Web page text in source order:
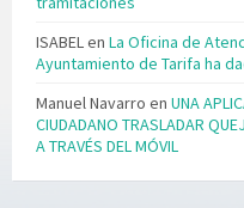
ISABELen La Oficina de
Ayuntamiento de Tarifa ha
Manuel Navarro en UNA
CIUDADANO TRASLADAR
A TRAVÉS DEL MÓVIL